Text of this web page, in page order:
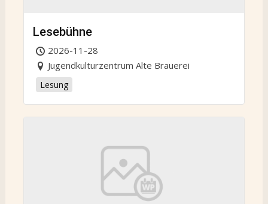
Lesebühne
2026-11-28
Jugendkulturzentrum Alte Brauerei
Lesung